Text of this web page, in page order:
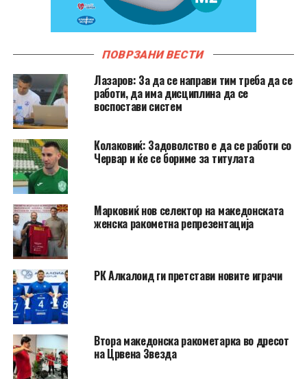
ПОВРЗАНИ ВЕСТИ
Лазаров: За да се направи тим треба да се
работи, да има дисциплина да се
воспостави систем
Колаковиќ: Задоволство е да се работи со
Червар и ќе се бориме за титулата
Марковиќ нов селектор на македонската
женска ракометна репрезентација
РК Алкалоид ги претстави новите играчи
Втора македонска ракометарка во дресот
на Црвена Звезда